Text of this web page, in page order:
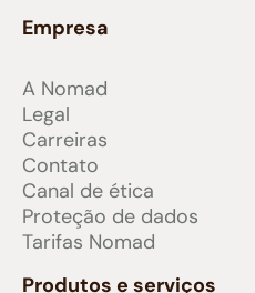
Empresa
A Nomad
Legal
Carreiras
Contato
Canal de ética
Proteção de dados
Tarifas Nomad
Produtos e serviços